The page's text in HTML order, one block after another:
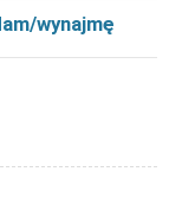
wynajmę